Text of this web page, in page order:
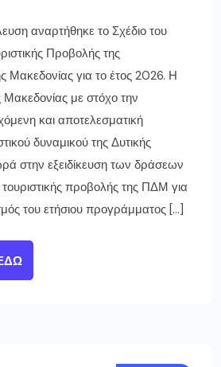
αναρτήθηκε το Σχέδιο του
Προβολής της
Μακεδονίας για το έτος 2026. Η
Μακεδονίας με στόχο την
και αποτελεσματική
δυναμικού της Δυτικής
στην εξειδίκευση των δράσεων
προβολής της ΠΔΜ για
του ετήσιου προγράμματος […]